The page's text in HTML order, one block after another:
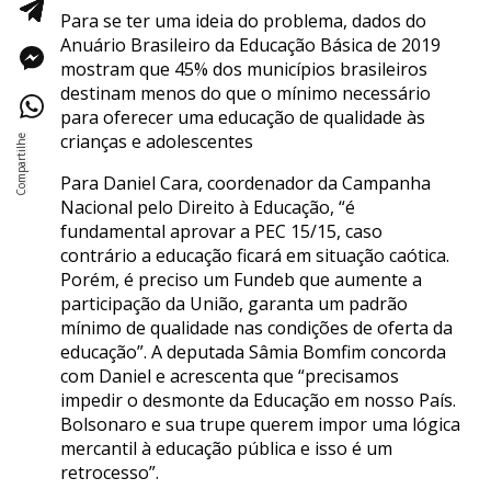
Para se ter uma ideia do problema, dados do
Anuário Brasileiro da Educação Básica de 2019
mostram que 45% dos municípios brasileiros
destinam menos do que o mínimo necessário
para oferecer uma educação de qualidade às
crianças e adolescentes
Para Daniel Cara, coordenador da Campanha
Nacional pelo Direito à Educação, “é
fundamental aprovar a PEC 15/15, caso
contrário a educação ficará em situação caótica.
Porém, é preciso um Fundeb que aumente a
participação da União, garanta um padrão
mínimo de qualidade nas condições de oferta da
educação”. A deputada Sâmia Bomfim concorda
com Daniel e acrescenta que “precisamos
impedir o desmonte da Educação em nosso País.
Bolsonaro e sua trupe querem impor uma lógica
mercantil à educação pública e isso é um
retrocesso”.